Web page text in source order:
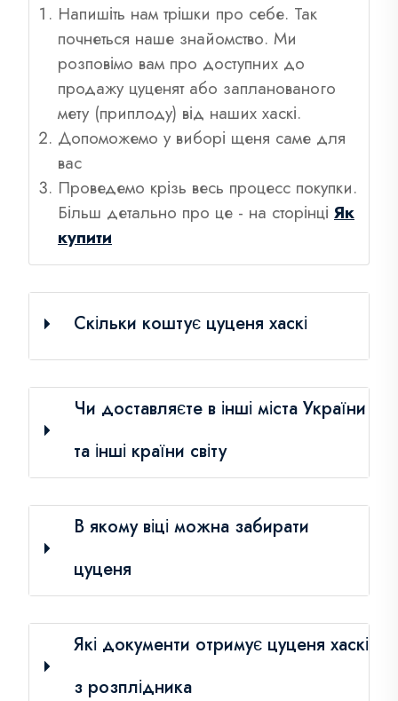
Напишіть нам трішки про себе. Так
почнеться наше знайомство. Ми
розповімо вам про доступних до
продажу цуценят або запланованого
мету (приплоду) від наших хаскі.
Допоможемо у виборі щеня саме для
вас
Проведемо крізь весь процесс покупки.
Більш детально про це - на сторінці Як
купити
Скільки коштує цуценя хаскі
Чи доставляєте в інші міста України
та інші країни світу
В якому віці можна забирати
цуценя
Які документи отримує цуценя хаскі
з розплідника